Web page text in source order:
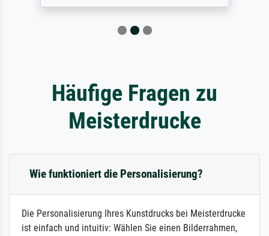
Häufige Fragen zu
Meisterdrucke
Wie funktioniert die Personalisierung?
Die Personalisierung Ihres Kunstdrucks bei Meisterdrucke
ist einfach und intuitiv: Wählen Sie einen Bilderrahmen,